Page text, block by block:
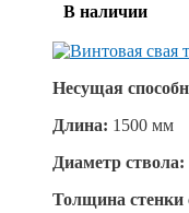
В наличии
Несущая
Длина: 1500 мм
Диаметр ствола:
Толщина стенки